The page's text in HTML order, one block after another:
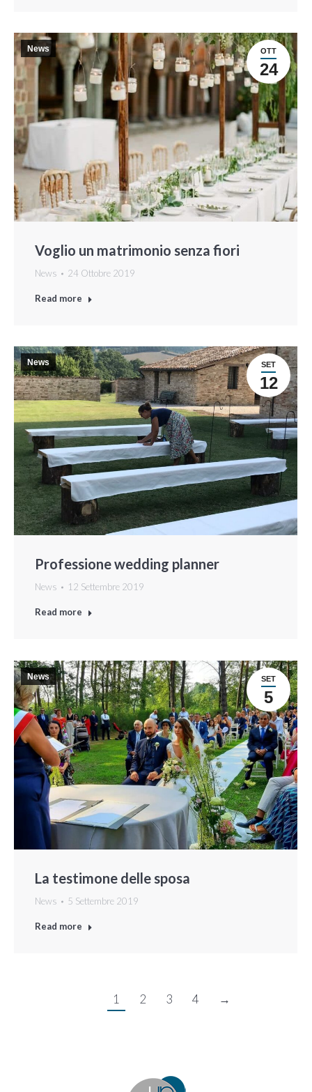
OTT
24
News
Voglio un matrimonio senza fiori
News 24 Ottobre 2019
Read more
SET
12
News
Professione wedding planner
News 12 Settembre 2019
Read more
SET
5
News
La testimone delle sposa
News 5 Settembre 2019
Read more
1 2 3 4 →